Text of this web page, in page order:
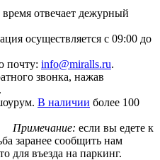
отвечает дежурный
осуществляется с 09:00 до
почту: info@miralls.ru.
звонка, нажав
.
В наличии более 100
зеркал.
Примечание: если вы едете к
заранее сообщить нам
для въезда на паркинг.